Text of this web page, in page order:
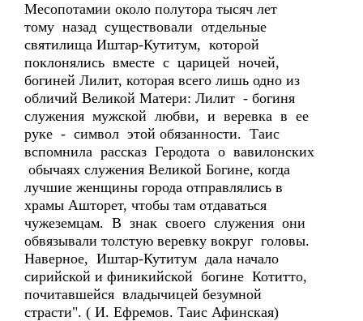
Месопотамии около полутора тысяч лет
тому назад существовали отдельные
святилища Иштар-Кутитум, которой
поклонялись вместе с царицей ночей,
богиней Лилит, которая всего лишь одно из
обличий Великой Матери: Лилит - богиня
служения мужской любви, и веревка в ее
руке - символ этой обязанности. Таис
вспомнила рассказ Геродота о вавилонских
обычаях служения Великой Богине, когда
лучшие женщины города отправлялись в
храмы Ашторет, чтобы там отдаваться
чужеземцам. В знак своего служения они
обвязывали толстую веревку вокруг головы.
Наверное, Иштар-Кутитум дала начало
сирийской и финикийской богине Котитто,
почитавшейся владычицей безумной
страсти". ( И. Ефремов. Таис Афинская)